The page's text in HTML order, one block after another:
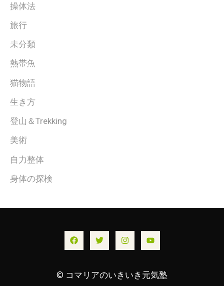
操体法
旅行
未分類
熱帯魚
猫物語
生き方
登山＆Trekking
美術
自力整体
身体の探検
© コマリアのいきいき元気塾